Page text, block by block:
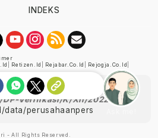
INDEKS
Retizen.id Rejabar.co.id Rejogja.co.id
oleh Dewan Pers
DP-Verifikasi/K/XII/2022
data/perusahaanpers
- All Rights Reserved.